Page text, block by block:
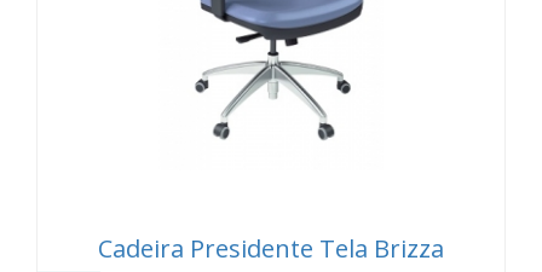
(*) Somente clientes com cadastro aprovado.
(**) Consultar valor mínimo
Cadeira Presidente Tela Brizza